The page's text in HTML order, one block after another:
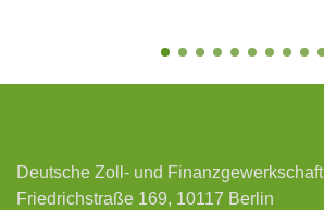
Deutsche Zoll- und Finanzgewerkschaft
Friedrichstraße 169, 10117 Berlin